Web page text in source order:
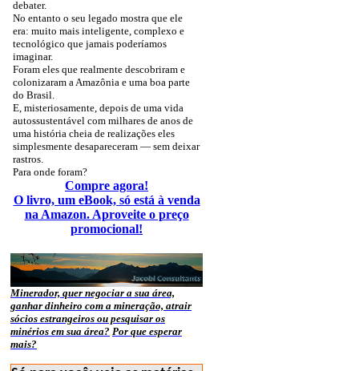
debater.
No entanto o seu legado mostra que ele
era: muito mais inteligente, complexo e
tecnológico que jamais poderíamos
imaginar.
Foram eles que realmente descobriram e
colonizaram a Amazônia e uma boa parte
do Brasil.
E, misteriosamente, depois de uma vida
autossustentável com milhares de anos de
uma história cheia de realizações eles
simplesmente desapareceram — sem deixar
rastros.
Para onde foram?
Compre agora!
O livro, um eBook, só está à venda
na Amazon. Aproveite o preço
promocional!
Minerador, quer negociar a sua área,
ganhar dinheiro com a mineração, atrair
sócios estrangeiros ou pesquisar os
minérios em sua área? Por que esperar
mais?